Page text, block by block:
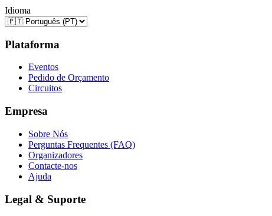
Idioma
Plataforma
Eventos
Pedido de Orçamento
Circuitos
Empresa
Sobre Nós
Perguntas Frequentes (FAQ)
Organizadores
Contacte-nos
Ajuda
Legal & Suporte